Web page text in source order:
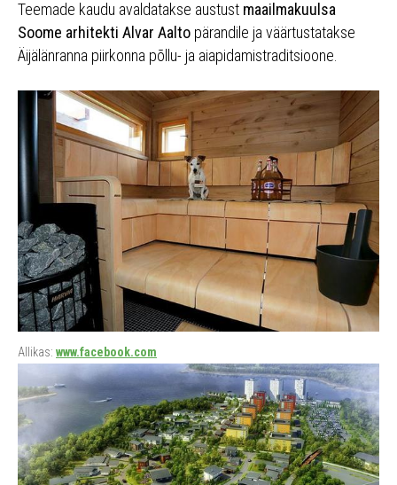
Teemade kaudu avaldatakse austust maailmakuulsa
Soome arhitekti Alvar Aalto pärandile ja väärtustatakse
Äijälänranna piirkonna põllu- ja aiapidamistraditsioone.
Allikas: www.facebook.com